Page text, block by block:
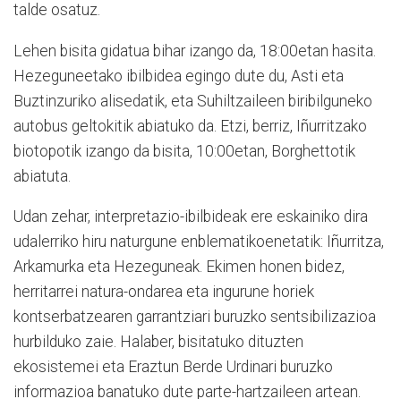
talde osatuz.
Lehen bisita gidatua bihar izango da, 18:00etan hasita.
Hezeguneetako ibilbidea egingo dute du, Asti eta
Buztinzuriko alisedatik, eta Suhiltzaileen biribilguneko
autobus geltokitik abiatuko da. Etzi, berriz, Iñurritzako
biotopotik izango da bisita, 10:00etan, Borghettotik
abiatuta.
Udan zehar, interpretazio-ibilbideak ere eskainiko dira
udalerriko hiru naturgune enblematikoenetatik: Iñurritza,
Arkamurka eta Hezeguneak. Ekimen honen bidez,
herritarrei natura-ondarea eta ingurune horiek
kontserbatzearen garrantziari buruzko sentsibilizazioa
hurbilduko zaie. Halaber, bisitatuko dituzten
ekosistemei eta Eraztun Berde Urdinari buruzko
informazioa banatuko dute parte-hartzaileen artean.